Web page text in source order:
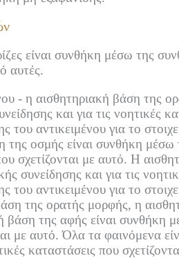
είναι συνθήκη μέσω της
αυτές.
- η αισθητηριακή βάση της
και για τις νοητικές
αντικειμένου για το
οσμής είναι συνθήκη μέσω
σχετίζονται με αυτό. Η
συνείδησης και για τις
αντικειμένου για το
της ορατής μορφής, η
της αφής είναι συνθήκη
με αυτό. Όλα τα φαινόμενα
καταστάσεις που